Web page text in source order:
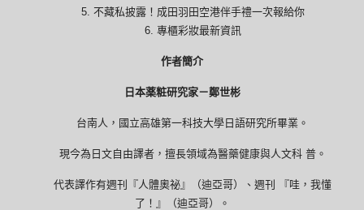
5. 不藏私披露！成田羽田空港伴手禮一次報給你
6. 專櫃彩妝最新資訊
作者簡介
日本薬粧研究家－鄭世彬
台南人，國立高雄第一科技大學日語研究所畢業。
現今為日文自由譯者，擅長領域為醫藥健康與人文科 普。
代表譯作有週刊『人體奧祕』（迪亞哥）、週刊 『哇，我懂
了！』（迪亞哥）。